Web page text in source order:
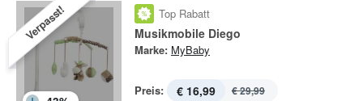
Verpasst! Top Rabatt
Musikmobile Diego
Marke: MyBaby
Preis: € 16,99 € 29,99